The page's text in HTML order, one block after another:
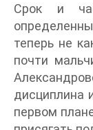
Срок и
теперь не
почти
дисциплина
первом